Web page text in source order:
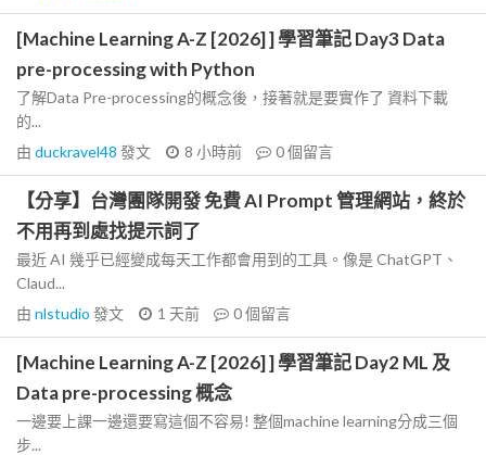
[Machine Learning A-Z [2026] ] 學習筆記 Day3 Data
pre-processing with Python
了解Data Pre-processing的概念後，接著就是要實作了 資料下載
的...
由 duckravel48 發文 8 小時前 0個留言
【分享】台灣團隊開發 免費 AI Prompt 管理網站，終於
不用再到處找提示詞了
最近 AI 幾乎已經變成每天工作都會用到的工具。像是 ChatGPT、
Claud...
由 nlstudio 發文 1 天前 0個留言
[Machine Learning A-Z [2026] ] 學習筆記 Day2 ML 及
Data pre-processing 概念
一邊要上課一邊還要寫這個不容易! 整個machine learning分成三個
步...